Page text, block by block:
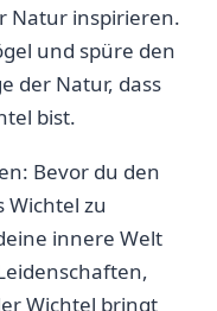
Natur inspirieren.⁣
und spüre den
der⁤ Natur, dass⁤
bist.
Bevor du den
Wichtel zu
⁤innere ⁣Welt
Wichtel ⁢bringt